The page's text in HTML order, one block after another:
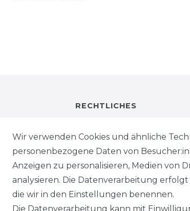
RECHTLICHES
IMPRESSUM
DATENSCHUTZ
WIEDERRUFSRECHT
Wir verwenden Cookies und ähnliche
personenbezogene Daten von
Anzeigen zu personalisieren, Medien von
analysieren. Die Datenverarbeitung
die wir in den Einstellungen benennen.
Die Datenverarbeitung kann mit